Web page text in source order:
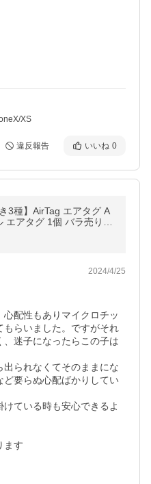
XS
違反報告 いいね 0
3種】AirTag エアタグ A
エアタグ 1個 バラ売り
2024/4/25
心配性もありマイクロチッ
もらいました。ですがそれ
、迷子になったらこの子は
られなくてそのままにな
要らぬ心配ばかりしてい
ている時も安心できるよ